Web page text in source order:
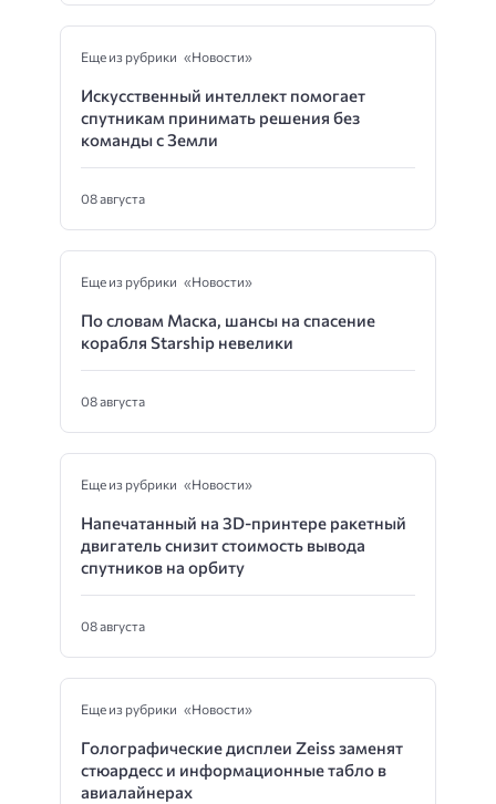
Еще из рубрики «Новости»
Искусственный интеллект помогает
спутникам принимать решения без
команды с Земли
08 августа
Еще из рубрики «Новости»
По словам Маска, шансы на спасение
корабля Starship невелики
08 августа
Еще из рубрики «Новости»
Напечатанный на 3D-принтере ракетный
двигатель снизит стоимость вывода
спутников на орбиту
08 августа
Еще из рубрики «Новости»
Голографические дисплеи Zeiss заменят
стюардесс и информационные табло в
авиалайнерах